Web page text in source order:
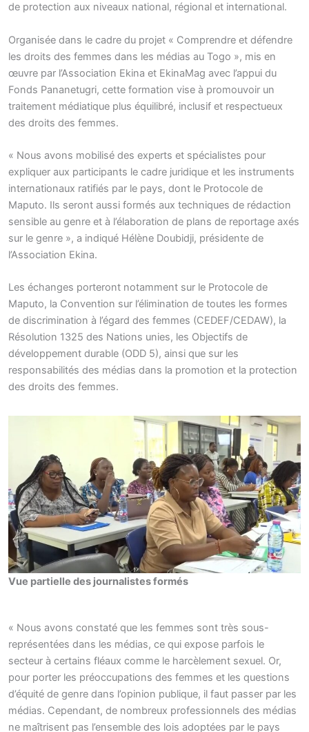
de protection aux niveaux national, régional et international.
Organisée dans le cadre du projet « Comprendre et défendre
les droits des femmes dans les médias au Togo », mis en
œuvre par l’Association Ekina et EkinaMag avec l’appui du
Fonds Pananetugri, cette formation vise à promouvoir un
traitement médiatique plus équilibré, inclusif et respectueux
des droits des femmes.
« Nous avons mobilisé des experts et spécialistes pour
expliquer aux participants le cadre juridique et les instruments
internationaux ratifiés par le pays, dont le Protocole de
Maputo. Ils seront aussi formés aux techniques de rédaction
sensible au genre et à l’élaboration de plans de reportage axés
sur le genre », a indiqué Hélène Doubidji, présidente de
l’Association Ekina.
Les échanges porteront notamment sur le Protocole de
Maputo, la Convention sur l’élimination de toutes les formes
de discrimination à l’égard des femmes (CEDEF/CEDAW), la
Résolution 1325 des Nations unies, les Objectifs de
développement durable (ODD 5), ainsi que sur les
responsabilités des médias dans la promotion et la protection
des droits des femmes.
Vue partielle des journalistes formés
« Nous avons constaté que les femmes sont très sous-
représentées dans les médias, ce qui expose parfois le
secteur à certains fléaux comme le harcèlement sexuel. Or,
pour porter les préoccupations des femmes et les questions
d’équité de genre dans l’opinion publique, il faut passer par les
médias. Cependant, de nombreux professionnels des médias
ne maîtrisent pas l’ensemble des lois adoptées par le pays